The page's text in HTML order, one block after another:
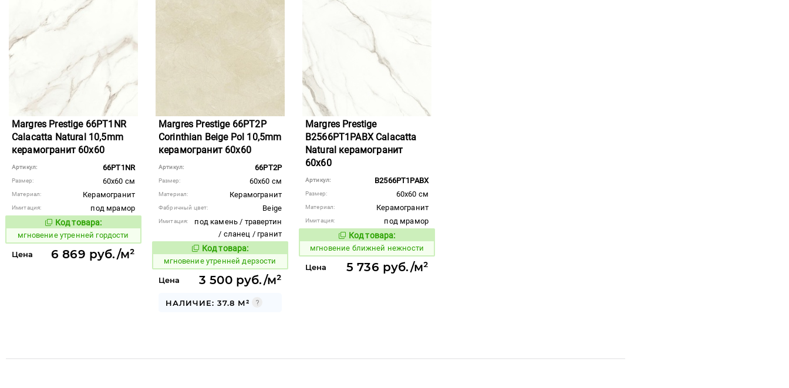
Margres Prestige 66PT1NR
Calacatta Natural 10,5mm
керамогранит 60x60
Артикул: 66PT1NR
Размер: 60x60 см
Материал: Керамогранит
Имитация:
под мрамор
Код товара:
951143 Код товара:
мгновение утренней гордости
Цена 6 869 руб./м²
Margres Prestige 66PT2P
Corinthian Beige Pol 10,5mm
керамогранит 60x60
Артикул: 66PT2P
Размер: 60x60 см
Материал: Керамогранит
Фабричный цвет: Beige
Имитация:
под камень / травертин
/ сланец / гранит
Код товара:
951145 Код товара:
мгновение утренней дерзости
Цена 3 500 руб./м²
НАЛИЧИЕ: 37.8 М²
Margres Prestige
B2566PT1PABX Calacatta
Natural керамогранит
60x60
Артикул: B2566PT1PABX
Размер: 60x60 см
Материал: Керамогранит
Имитация:
под мрамор
Код товара:
938183 Код товара:
мгновение ближней нежности
Цена 5 736 руб./м²